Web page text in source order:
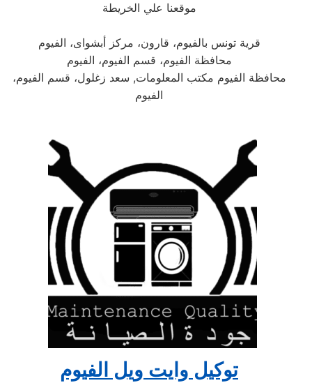
موقعنا علي الخريطة
قرية تونس بالفيوم، قارون، مركز أبشواى، الفيوم
محافظة الفيوم، قسم الفيوم، الفيوم
محافظة الفيوم مكتب المعلومات, سعد زغلول، قسم الفيوم،
الفيوم
توكيل وايت ويل الفيوم